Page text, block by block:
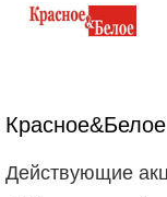
Красное&Белое
Действующие